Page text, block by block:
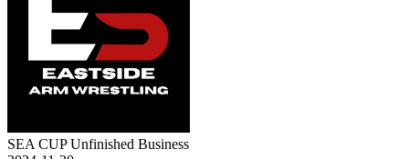
SEA CUP Unfinished Business